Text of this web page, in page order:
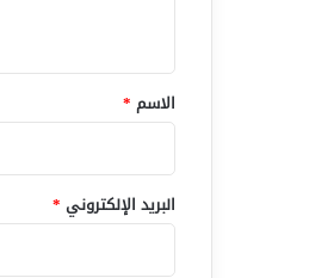
*
الاسم *
البريد الإلكتروني *